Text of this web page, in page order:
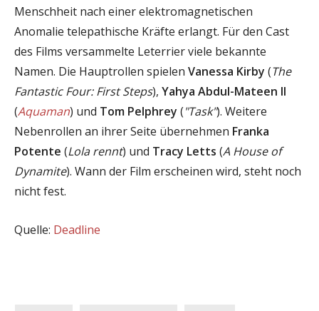
Menschheit nach einer elektromagnetischen
Anomalie telepathische Kräfte erlangt. Für den Cast
des Films versammelte Leterrier viele bekannte
Namen. Die Hauptrollen spielen Vanessa Kirby (The
Fantastic Four: First Steps), Yahya Abdul-Mateen II
(Aquaman) und Tom Pelphrey ("Task"). Weitere
Nebenrollen an ihrer Seite übernehmen Franka
Potente (Lola rennt) und Tracy Letts (A House of
Dynamite). Wann der Film erscheinen wird, steht noch
nicht fest.
Quelle: Deadline